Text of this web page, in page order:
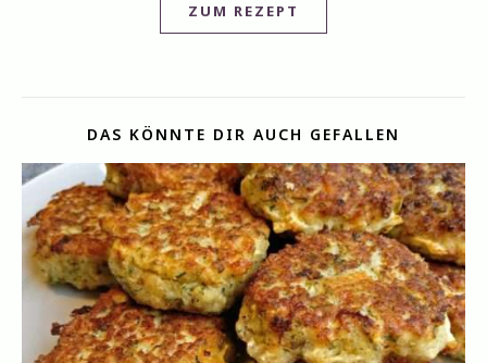
ZUM REZEPT
DAS KÖNNTE DIR AUCH GEFALLEN